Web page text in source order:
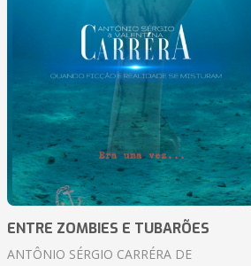
ENTRE ZOMBIES E TUBARÕES
ANTÔNIO SÉRGIO CARRÉRA DE